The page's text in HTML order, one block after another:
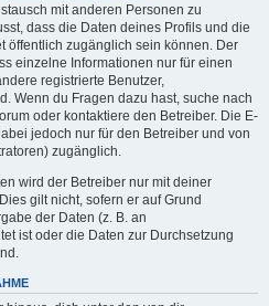
mit anderen Personen zu
dass die Daten deines Profils und die
öffentlich zugänglich sein können. Der
einzelne Informationen nur für einen
registrierte Benutzer,
Wenn du Fragen dazu hast, suche nach
oder kontaktiere den Betreiber. Die E-
jedoch nur für den Betreiber und von
zugänglich.
wird der Betreiber nur mit deiner
gilt nicht, sofern er auf Grund
der Daten (z. B. an
ist oder die Daten zur Durchsetzung